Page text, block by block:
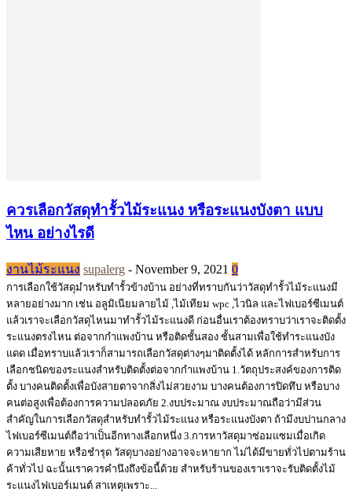
ควรเลือกวัสดุทำรั้วไม้ระแนง หรือระแนงบังตา แบบ
ไหน อย่างไรดี
งานไม้ระแนง supalerg - November 9, 2021 0
การเลือกใช้วัสดุมำหรับทำรั้วข้างบ้าน อย่างที่ทราบกันว่าวัสดุทำรั้วไม้ระแนงมี
หลายอย่างมาก เช่น อลูมิเนียมลายไม้ ,ไม้เทียม wpc ,ไวนิล และไฟเบอร์ซีเมนต์
แล้วเราจะเลือกวัสดุไหนมาทำรั้วไม้ระแนงดี ก่อนอื่นเราต้องทราบว่าเราจะติดตั้ง
ระแนงตรงไหน ต่อจากกำแพงบ้าน หรือติดชั้นสอง ชั้นสามเพื่อใช้ทำระแนงบัง
แดด เมื่อทราบแล้วเราก็สามารถเลือกวัสดุต่างๆมาติดตั้งได้ หลักการสำหรับการ
เลือกชนิดของระแนงสำหรับติดตั้งต่อจากกำแพงบ้าน 1.วัตถุประสงค์ของการติด
ตั้ง บางคนติดตั้งเพื่อบังสายตาจากสิ่งไม่สวยงาม บางคนต้องการปิดทึบ หรือบาง
คนต่อสูงเพื่อต้องการความปลอดภัย 2.งบประมาณ งบประมาณถือว่ามีส่วน
สำคัญในการเลือกวัสดุสำหรับทำรั้วไม้ระแนง หรือระแนงบังตา ถ้ามีงบปานกลาง
ไฟเบอร์ซีเมนต์ถือว่าเป็นอีกทางเลือกหนึ่ง 3.การหาวัสดุมาซ่อมแซมเมื่อเกิด
ความเสียหาย หรือชำรุด วัสดุบางอย่างอาจจะหายาก ไม่ได้มีขายทั่วไปตามร้าน
ค้าทั่วไป ฉะนั้นเราควรคำนึงถึงข้อนี้ด้วย สำหรับร้านของเราเราจะรับติดตั้งไม้
ระแนงไฟเบอร์เมนต์ สาเหตุเพราะ...